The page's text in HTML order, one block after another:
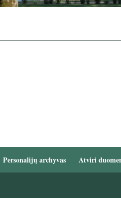
Personalijų archyvas Atviri